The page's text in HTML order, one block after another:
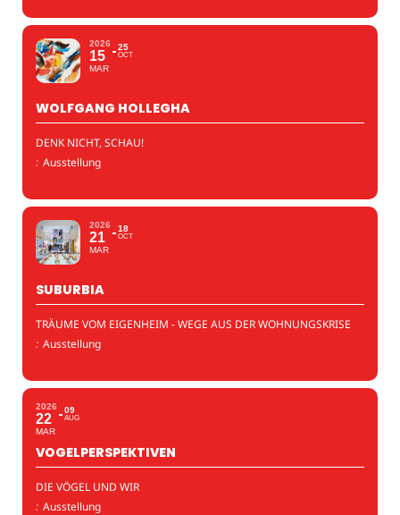
2026
15
MAR
25
OCT
WOLFGANG HOLLEGHA
DENK NICHT, SCHAU!
: Ausstellung
2026
21
MAR
18
OCT
SUBURBIA
TRÄUME VOM EIGENHEIM - WEGE AUS DER WOHNUNGSKRISE
: Ausstellung
2026
22
MAR
09
AUG
VOGELPERSPEKTIVEN
DIE VÖGEL UND WIR
: Ausstellung